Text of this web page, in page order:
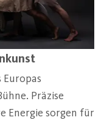
Präzise
Energie sorgen für